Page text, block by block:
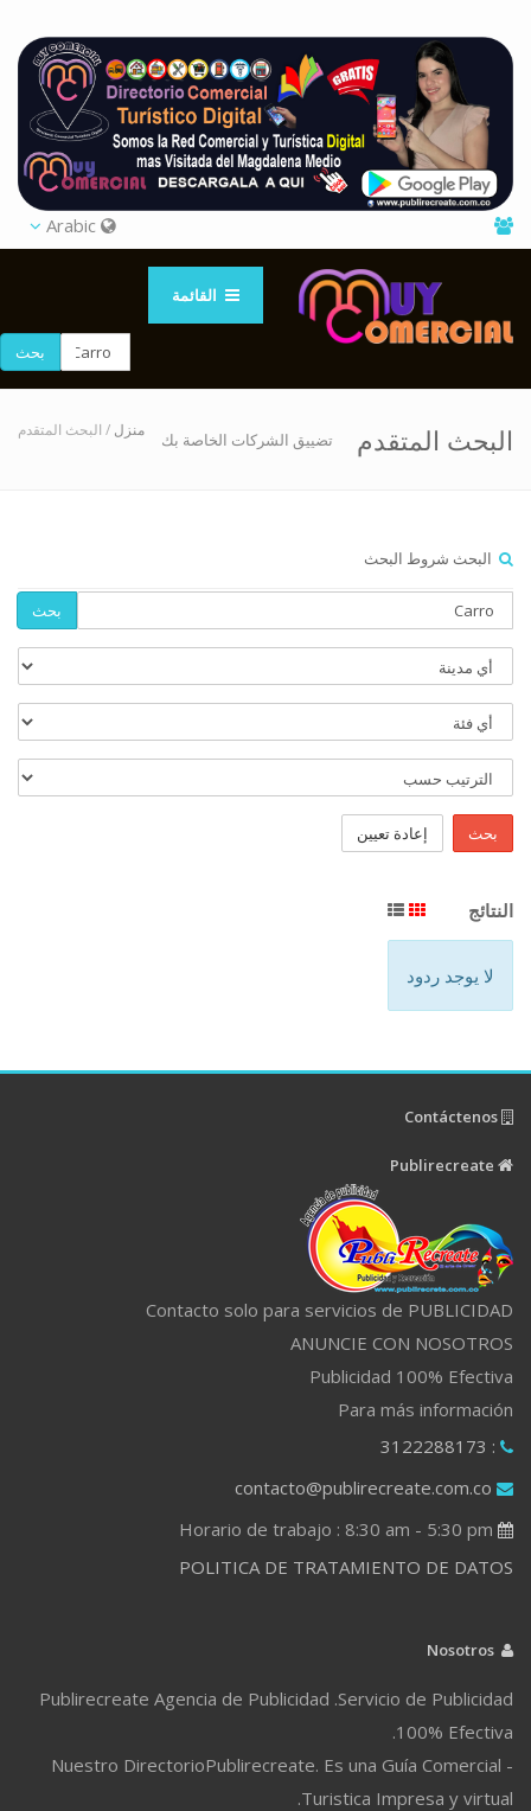
القائمة
بحث
البحث المتقدم تضييق الشركات الخاصة بك منزل / البحث المتقدم
البحث شروط البحث
بحث
بحث إعادة تعيين
النتائج
لا يوجد ردود
Contacto solo para servicios de PUBLICIDAD
ANUNCIE CON NOSOTROS
Publicidad 100% Efectiva
Para más información
: 3122288173
contacto@publirecreate.com.co
POLITICA DE TRATAMIENTO DE DATOS
Publirecreate Agencia de Publicidad .Servicio de Publicidad
100% Efectiva.
Nuestro DirectorioPublirecreate. Es una Guía Comercial -
Turistica Impresa y virtual.